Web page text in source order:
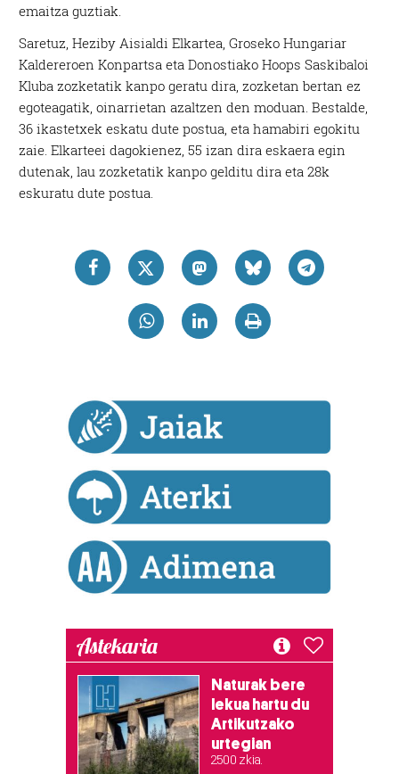
emaitza guztiak.
Saretuz, Heziby Aisialdi Elkartea, Groseko Hungariar
Kaldereroen Konpartsa eta Donostiako Hoops Saskibaloi
Kluba zozketatik kanpo geratu dira, zozketan bertan ez
egoteagatik, oinarrietan azaltzen den moduan. Bestalde,
36 ikastetxek eskatu dute postua, eta hamabiri egokitu
zaie. Elkarteei dagokienez, 55 izan dira eskaera egin
dutenak, lau zozketatik kanpo gelditu dira eta 28k
eskuratu dute postua.
Astekaria
Naturak bere
lekua hartu du
Artikutzako
urtegian
2.500 zkia.